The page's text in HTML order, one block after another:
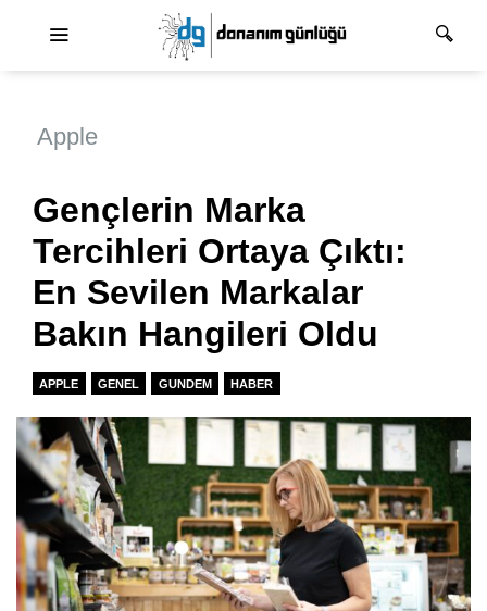
Apple
Gençlerin Marka
Tercihleri Ortaya Çıktı:
En Sevilen Markalar
Bakın Hangileri Oldu
APPLE GENEL GUNDEM HABER